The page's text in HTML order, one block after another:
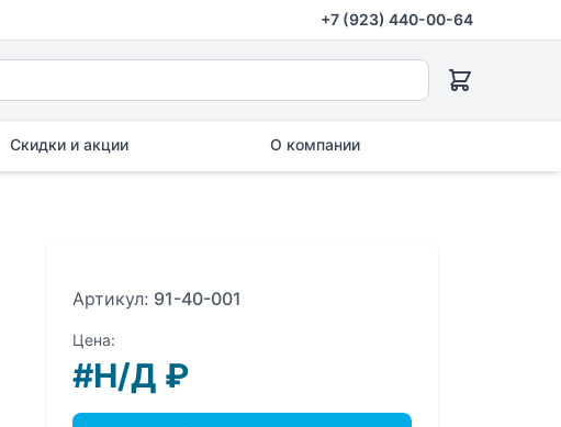
+7 (923) 440-00-64
Скидки и акции О компании
Артикул: 91-40-001
Цена:
#Н/Д ₽